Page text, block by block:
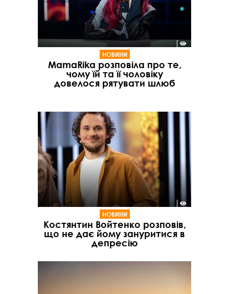
НОВИНИ
MamaRika розповіла про те,
чому їй та її чоловіку
довелося рятувати шлюб
НОВИНИ
Костянтин Войтенко розповів,
що не дає йому зануритися в
депресію